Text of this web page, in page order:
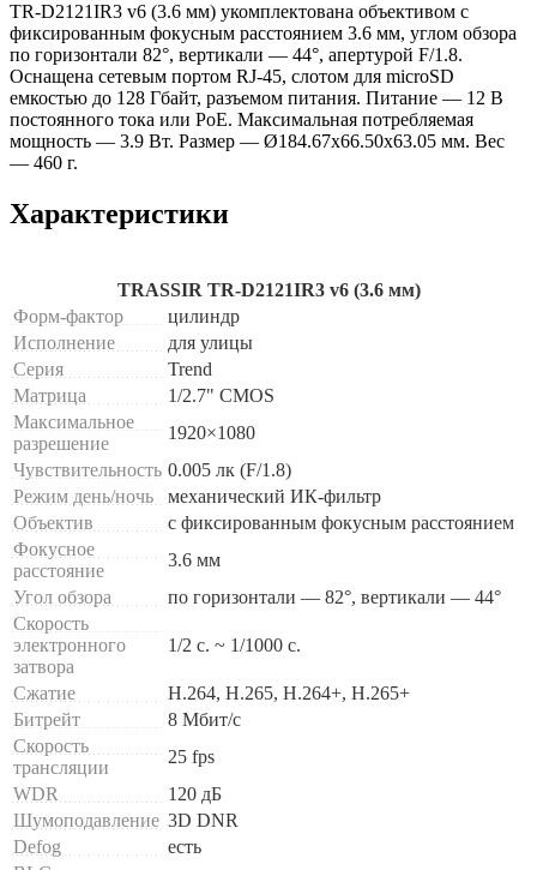
TR-D2121IR3 v6 (3.6 мм) укомплектована объективом с
фиксированным фокусным расстоянием 3.6 мм, углом обзора
по горизонтали 82°, вертикали — 44°, апертурой F/1.8.
Оснащена сетевым портом RJ-45, слотом для microSD
емкостью до 128 Гбайт, разъемом питания. Питание — 12 В
постоянного тока или PoE. Максимальная потребляемая
мощность — 3.9 Вт. Размер — Ø184.67x66.50х63.05 мм. Вес
— 460 г.
Характеристики
TRASSIR TR-D2121IR3 v6 (3.6 мм)
Форм-фактор
цилиндр
Исполнение
для улицы
Серия
Trend
Матрица
1/2.7" CMOS
Максимальное
разрешение
1920×1080
Чувствительность 0.005 лк (F/1.8)
Режим день/ночь
механический ИК-фильтр
Объектив
с фиксированным фокусным расстоянием
Фокусное
расстояние
3.6 мм
Угол обзора
по горизонтали — 82°, вертикали — 44°
Скорость
электронного
затвора
1/2 с. ~ 1/1000 с.
Сжатие
H.264, H.265, H.264+, H.265+
Битрейт
8 Мбит/с
Скорость
трансляции
25 fps
WDR
120 дБ
Шумоподавление 3D DNR
Defog
есть